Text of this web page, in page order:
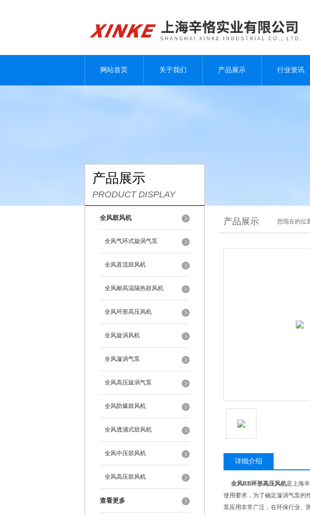
网站首页 关于我们 产品展示 行业资讯
产品展示
PRODUCT DISPLAY
全风鼓风机
全风气环式旋涡气泵
全风直流鼓风机
全风耐高温隔热鼓风机
全风环形高压风机
全风旋涡风机
全风漩涡气泵
全风高压旋涡气泵
全风防爆鼓风机
全风透浦式鼓风机
全风中压鼓风机
全风高压鼓风机
查看更多
产品展示 您现在的位
详细介绍
全风RB环形高压风机是上海
使用要求，为了确定漩涡气泵的
泵应用非常广泛，在环保行业、